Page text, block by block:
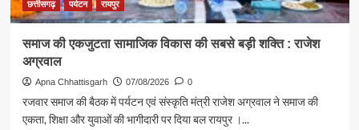
छत्तीसगढ़ पर्यटन रायपुर
समाज की एकजुटता सामाजिक विकास की सबसे बड़ी शक्ति : राजेश
अग्रवाल
Apna Chhattisgarh 07/08/2026 0
रजवार समाज की बैठक में पर्यटन एवं संस्कृति मंत्री राजेश अग्रवाल ने समाज की
एकता, शिक्षा और युवाओं की भागीदारी पर दिया बल रायपुर ।...